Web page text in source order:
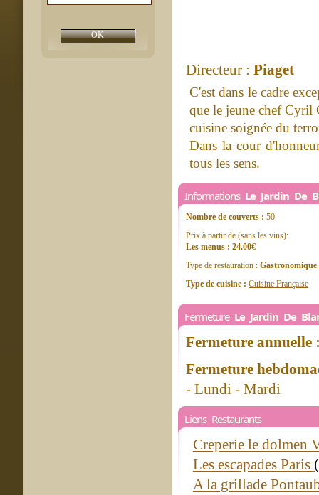
Directeur : Piaget
C'est dans le cadre
que le jeune chef Cyril
cuisine soignée du
Dans la cour
tous les sens.
Informations Le Jardin De
Nombre de couverts : 50
Prix à partir de (sans les vins):
Les menus : 24.00€
Type de restauration : Gastronomique
Type de cuisine : Cuisine Française
Fermeture Le Jardin De
Fermeture annuelle
Fermeture
- Lundi - Mardi
Liens Restaurants
Creperie le dolmen
Les escapades Paris
A la grillade